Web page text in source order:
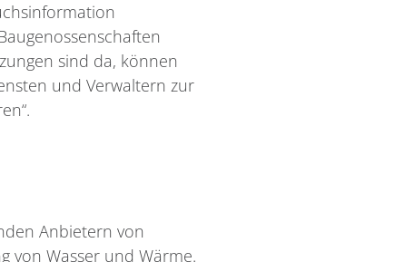
sind da, können
und Verwaltern zur
Anbietern von
von Wasser und Wärme.